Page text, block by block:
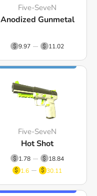
Five-SeveN
Anodized Gunmetal
9.97 11.02
Five-SeveN
Hot Shot
1.78
18.84
1.6
30.11